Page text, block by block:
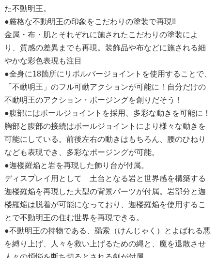
た不動明王。
●厳格な不動明王の印象をこだわりの塗装で再現!!
金属・布・肌とそれぞれに施されたこだわりの塗装によ
り、質感の差異までも再現。装飾品や布などに施される細
やかな彩色表現も注目
●全身に18箇所にリボルバージョイントを使用することで、
「不動明王」のフル可動アクションが可能に！自分だけの
不動明王のアクション・ポージングを創りだそう！
●腹部にはボールジョイントを採用、多彩な動きを可能に！
胸部と腹部の接続はボールジョイントにより様々な動きを
可能にしている。前後左右の動きはもちろん、腰のひねり
なども表現でき、多彩なポージングが可能。
●迦楼羅焔と岩を再現した飾り台が付属。
ディスプレイ用として 土台となる岩と世界感を構築する
迦楼羅焔を再現した大型の背景パーツが付属。岩部分と迦
楼羅焔は脱着が可能になっており、迦楼羅焔を使用するこ
とで不動明王の住む世界を再現できる。
●不動明王の持物である、羂索（けんじゃく）とよばれる悪
を縛り上げ、人々を救い上げるための縄と、魔を退散させ